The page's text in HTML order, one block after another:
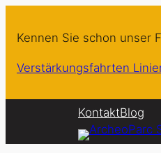
Kennen Sie schon unser
Verstärkungsfahrten
KontaktBlog